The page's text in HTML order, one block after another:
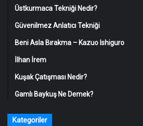
Üstkurmaca Tekniği Nedir?
Güvenilmez Anlatıcı Tekniği
Beni Asla Bırakma – Kazuo Ishiguro
İlhan İrem
Kuşak Çatışması Nedir?
Gamlı Baykuş Ne Demek?
Kategoriler